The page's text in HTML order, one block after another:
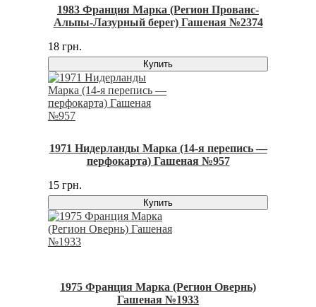
1983 Франция Марка (Регион Прованс-
Альпы-Лазурный берег) Гашеная №2374
18 грн.
Купить
1971 Нидерланды Марка (14-я перепись —
перфокарта) Гашеная №957
15 грн.
Купить
1975 Франция Марка (Регион Овернь)
Гашеная №1933